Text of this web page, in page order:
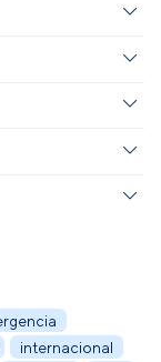
internacional